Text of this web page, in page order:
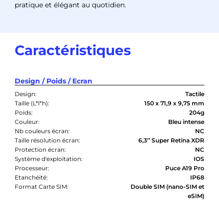
pratique et élégant au quotidien.
Caractéristiques
Design / Poids / Ecran
Design:
Tactile
Taille (L*l*h):
150 x 71,9 x 9,75 mm
Poids:
204g
Couleur:
Bleu intense
Nb couleurs écran:
NC
Taille résolution écran:
6,3’’ Super Retina XDR
Protection écran:
NC
Système d'exploitation:
IOS
Processeur:
Puce A19 Pro
Etanchéité:
IP68
Format Carte SIM:
Double SIM (nano-SIM et
eSIM)